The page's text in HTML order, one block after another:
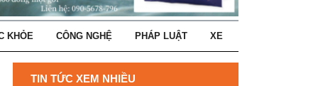
KHỎE CÔNG NGHỆ PHÁP LUẬT XE
TIN TỨC XEM NHIỀU